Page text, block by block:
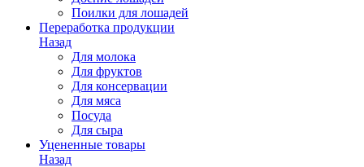
Поилки для лошадей
Переработка продукции
Назад
Для молока
Для фруктов
Для консервации
Для мяса
Посуда
Для сыра
Уцененные товары
Назад